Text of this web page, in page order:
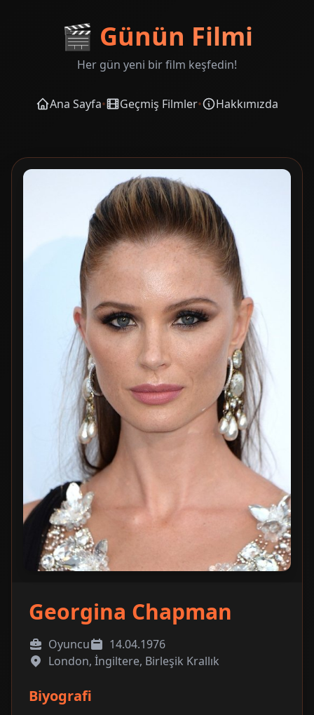
🎬 Günün Filmi
Her gün yeni bir film keşfedin!
Ana Sayfa• Geçmiş Filmler• Hakkımızda
Georgina Chapman
Oyuncu
14.04.1976
London, İngiltere, Birleşik Krallık
Biyografi